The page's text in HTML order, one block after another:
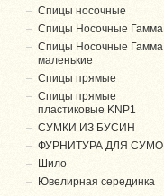
Спицы носочные
Спицы Носочные Гамма
Спицы Носочные Гамма
маленькие
Спицы прямые
Спицы прямые
пластиковые KNP1
СУМКИ ИЗ БУСИН
ФУРНИТУРА ДЛЯ
Шило
Ювелирная серединка